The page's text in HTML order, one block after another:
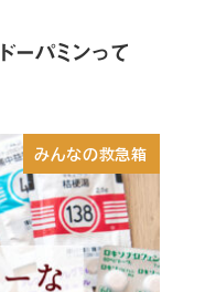
ーパミンって
みんなの救急箱